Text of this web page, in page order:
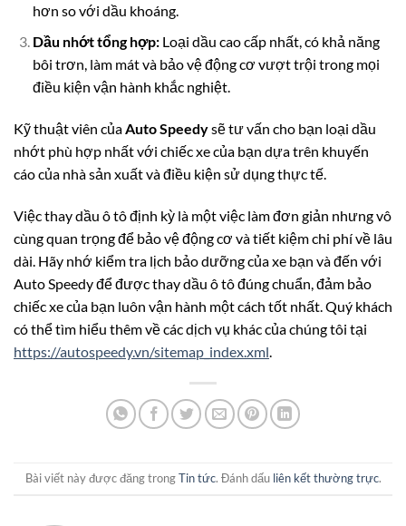
hơn so với dầu khoáng.
Dầu nhớt tổng hợp:Loại dầu cao cấp nhất, có khả năng
bôi trơn, làm mát và bảo vệ động cơ vượt trội trong mọi
điều kiện vận hành khắc nghiệt.
Kỹ thuật viên củaAuto Speedysẽ tư vấn cho bạn loại dầu
nhớt phù hợp nhất với chiếc xe của bạn dựa trên khuyến
cáo của nhà sản xuất và điều kiện sử dụng thực tế.
Việc thay dầu ô tô định kỳ là một việc làm đơn giản nhưng vô
cùng quan trọng để bảo vệ động cơ và tiết kiệm chi phí về lâu
dài. Hãy nhớ kiểm tra lịch bảo dưỡng của xe bạn và đến với
Auto Speedy để được thay dầu ô tô đúng chuẩn, đảm bảo
chiếc xe của bạn luôn vận hành một cách tốt nhất. Quý khách
có thể tìm hiểu thêm về các dịch vụ khác của chúng tôi tại
https://autospeedy.vn/sitemap_index.xml
Bài viết này được đăng trongTin tức. Đánh dấu liên kết thường trực.